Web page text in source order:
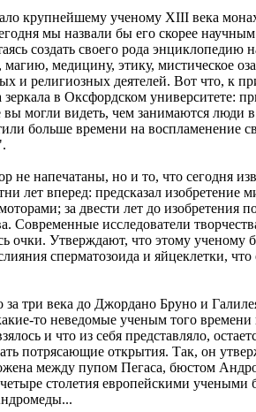
крупнейшему ученому XIII века
мы назвали бы его скорее
создать своего рода энциклопедию
медицину, этику, мистическое
и религиозных деятелей. Вот что, к
в Оксфордском университете:
могли видеть, чем занимаются люди
больше времени на воспламенение
не напечатаны, но и то, что сегодня
лет вперед: предсказал изобретение
за двести лет до изобретения
Современные исследователи
очки. Утверждают, что этому ученому
сперматозоида и яйцеклетки, что
три века до Джордано Бруно и
то неведомые ученым того
и что из себя представляло,
потрясающие открытия. Так, он
между пупом Пегаса, бюстом
столетия европейскими учеными